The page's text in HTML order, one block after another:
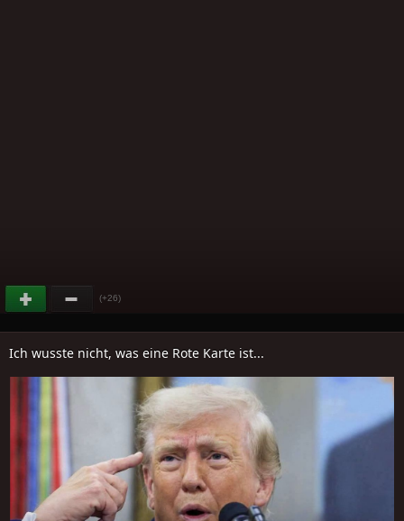
(+26)
Ich wusste nicht, was eine Rote Karte ist...